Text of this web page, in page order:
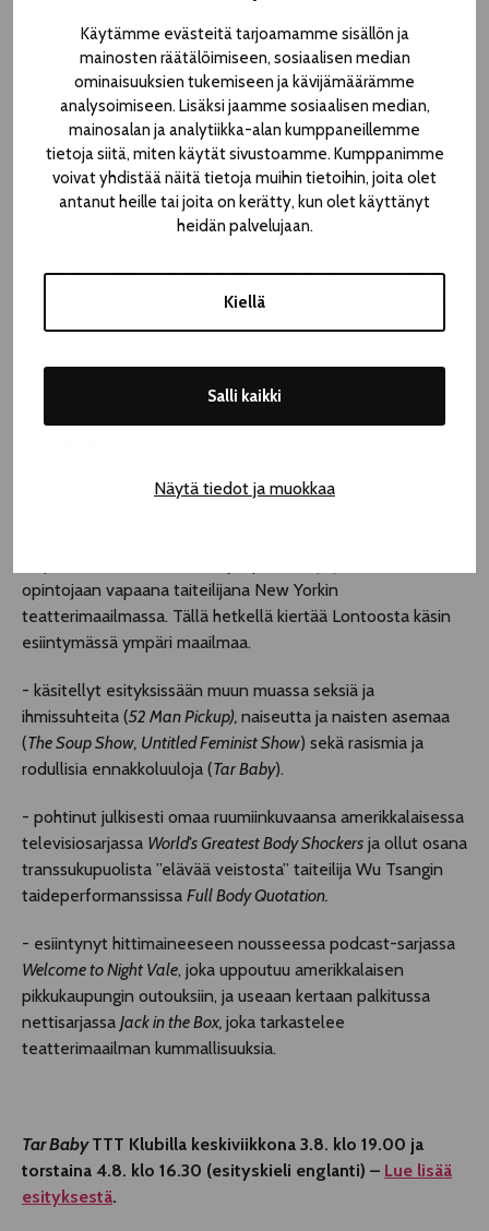
Käytämme evästeitä tarjoamamme sisällön ja
mainosten räätälöimiseen, sosiaalisen median
ominaisuuksien tukemiseen ja kävijämäärämme
analysoimiseen. Lisäksi jaamme sosiaalisen median,
mainosalan ja analytiikka-alan kumppaneillemme
tietoja siitä, miten käytät sivustoamme. Kumppanimme
voivat yhdistää näitä tietoja muihin tietoihin, joita olet
antanut heille tai joita on kerätty, kun olet käyttänyt
heidän palvelujaan.
Kiellä
Salli kaikki
Näytä tiedot ja muokkaa
vakavaa asiaa. Esitysten vakioaiheita ovat seksistiset
kommentit, rasistiset stereotypiat sekä ulkonäköön ja
sosiaaliseen asemaan perustuvat ennakkoluulot.
Teatterikesässä esitettävässäTar BabyssaBurch
tarkastelee rotuun perustuvaa sortoa henkilökohtaiselta
kantiltaan ja amerikkalaisesta vinkkelistä. Hän ei kuitenkaan
anna valmiita vastauksia, vaan kehottaa myös yleisöä
ottamaan kantaa ja puhumaan – pohtimaan rasismia
Suomessa Burchin puheenvuoro kuullaan sopivasti juuri, kun
- näyttelijä, kirjailija, tarinankertoja, kouluttaja, keskustelun
opintojaan vapaana taiteilijana New Yorkin
teatterimaailmassa. Tällä hetkellä kiertää Lontoosta käsin
esiintymässä ympäri maailmaa.
- käsitellyt esityksissään muun muassa seksiä ja
ihmissuhteita (52 Man Pickup), naiseutta ja naisten asemaa
(The Soup Show, Untitled Feminist Show) sekä rasismia ja
rodullisia ennakkoluuloja (Tar Baby).
- pohtinut julkisesti omaa ruumiinkuvaansa amerikkalaisessa
televisiosarjassa World's Greatest Body Shockers ja ollut osana
transsukupuolista ”elävää veistosta” taiteilija Wu Tsangin
taideperformanssissa Full Body Quotation.
- esiintynyt hittimaineeseen nousseessa podcast-sarjassa
Welcome to Night Vale, joka uppoutuu amerikkalaisen
pikkukaupungin outouksiin, ja useaan kertaan palkitussa
nettisarjassa Jack in the Box, joka tarkastelee
teatterimaailman kummallisuuksia.
Tar BabyTTT Klubilla keskiviikkona 3.8. klo 19.00 ja
torstaina 4.8. klo 16.30 (esityskieli englanti) – Lue lisää
esityksestä.